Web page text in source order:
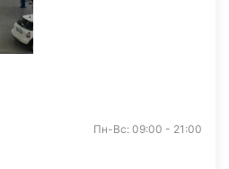
Пн-Вс: 09:00 - 21:00